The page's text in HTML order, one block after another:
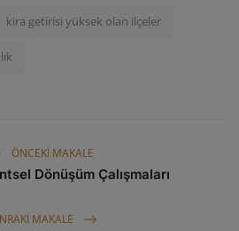
kira getirisi yüksek olan ilçeler
ÖNCEKI MAKALE
Dönüşüm Çalışmaları
MAKALE